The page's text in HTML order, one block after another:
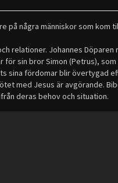
på några människor som kom
relationer. Johannes
för sin bror Simon (Petrus),
sina fördomar blir övertygad
med Jesus är avgörande.
deras behov och situation.